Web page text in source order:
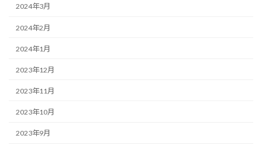
2024年3月
2024年2月
2024年1月
2023年12月
2023年11月
2023年10月
2023年9月